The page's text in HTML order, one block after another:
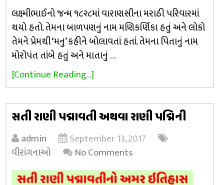
લક્ષ્મીભાઈનો જન્મ ૧૮૨૮માં વારાણસીના મરાઠી પરિવારમાં
થયો હતો. તેમના બાળપણનું નામ મણિકર્ણિકા હતું અને લોકો
તેમને પ્રેમથી ‘મનુ’ કહીને બોલાવતાં હતાં. તેમના પિતાનું નામ
મોરોપંત તાંબે હતું અને માતાનું …
[Continue Reading...]
સતી રાણી પદ્માવતી અથવા રાણી પદ્મિની
admin
September 13, 2017
વીરાંગનાઓ
No Comments